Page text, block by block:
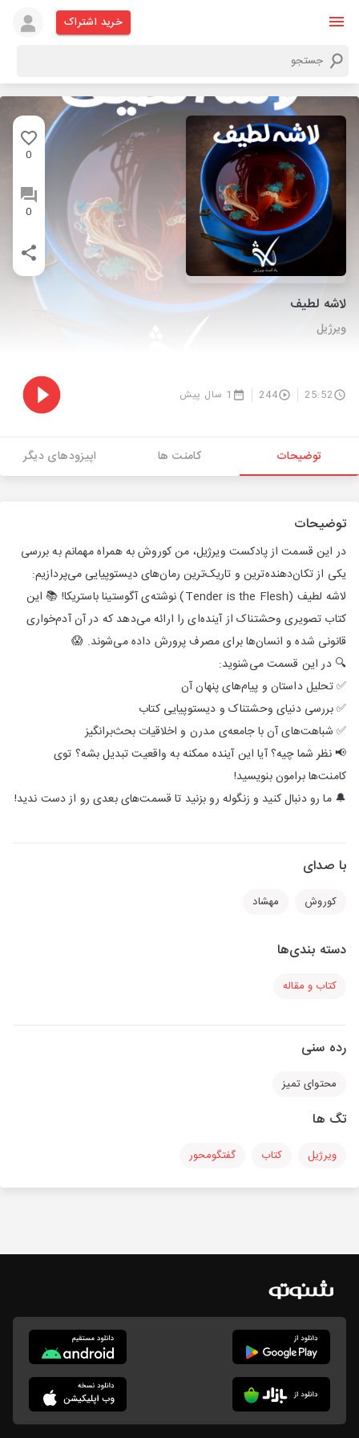
خرید اشتراک
0
0
لاشه لطیف
ویرژیل
25:52
244 1 سال پیش
توضیحات کامنت ها اپیزودهای دیگر
توضیحات
در این قسمت از پادکست ویرژیل، من کوروش به همراه مهمانم به بررسی
یکی از تکان‌دهنده‌ترین و تاریک‌ترین رمان‌های دیستوپیایی می‌پردازیم:
لاشه لطیف (Tender is the Flesh) نوشته‌ی آگوستینا باستریکا! 📚 این
کتاب تصویری وحشتناک از آینده‌ای را ارائه می‌دهد که در آن آدم‌خواری
قانونی شده و انسان‌ها برای مصرف پرورش داده می‌شوند. 😱
🔍 در این قسمت می‌شنوید:
✅ تحلیل داستان و پیام‌های پنهان آن
✅ بررسی دنیای وحشتناک و دیستوپیایی کتاب
✅ شباهت‌های آن با جامعه‌ی مدرن و اخلاقیات بحث‌برانگیز
📢 نظر شما چیه؟ آیا این آینده ممکنه به واقعیت تبدیل بشه؟ توی
کامنت‌ها برامون بنویسید!
🔔 ما رو دنبال کنید و زنگوله رو بزنید تا قسمت‌های بعدی رو از دست ندید!
با صدای
کوروش مهشاد
دسته بندی‌ها
کتاب و مقاله
رده سنی
محتوای تمیز
تگ ها
ویرژیل کتاب گفتگومحور